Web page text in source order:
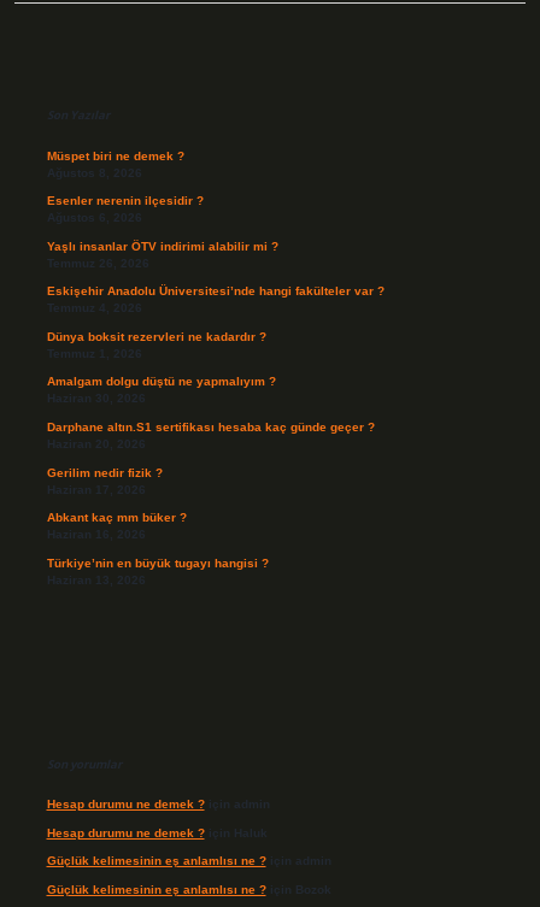
Son Yazılar
Müspet biri ne demek ?
Ağustos 8, 2026
Esenler nerenin ilçesidir ?
Ağustos 6, 2026
Yaşlı insanlar ÖTV indirimi alabilir mi ?
Temmuz 26, 2026
Eskişehir Anadolu Üniversitesi’nde hangi fakülteler var ?
Temmuz 4, 2026
Dünya boksit rezervleri ne kadardır ?
Temmuz 1, 2026
Amalgam dolgu düştü ne yapmalıyım ?
Haziran 30, 2026
Darphane altın.S1 sertifikası hesaba kaç günde geçer ?
Haziran 20, 2026
Gerilim nedir fizik ?
Haziran 17, 2026
Abkant kaç mm büker ?
Haziran 16, 2026
Türkiye’nin en büyük tugayı hangisi ?
Haziran 13, 2026
Son yorumlar
Hesap durumu ne demek ?için admin
Hesap durumu ne demek ?için Haluk
Güçlük kelimesinin eş anlamlısı ne ?için admin
Güçlük kelimesinin eş anlamlısı ne ?için Bozok